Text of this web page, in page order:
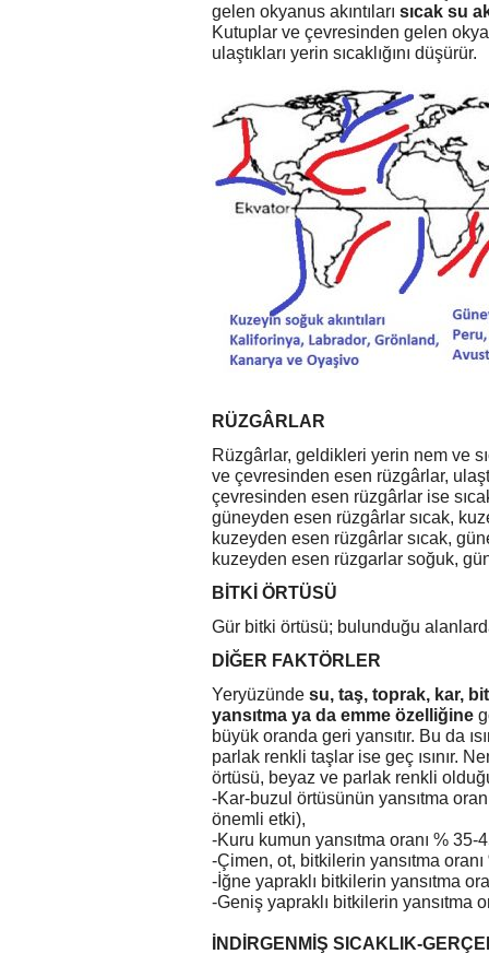
gelen okyanus akıntıları sıcak su
Kutuplar ve çevresinden gelen
ulaştıkları yerin sıcaklığını düşürür.
RÜZGÂRLAR
Rüzgârlar, geldikleri yerin nem ve
ve çevresinden esen rüzgârlar,
çevresinden esen rüzgârlar ise
güneyden esen rüzgârlar sıcak,
kuzeyden esen rüzgârlar sıcak,
kuzeyden esen rüzgarlar soğuk,
BİTKİ ÖRTÜSÜ
Gür bitki örtüsü; bulunduğu
DİĞER FAKTÖRLER
Yeryüzünde su, taş, toprak, kar,
yansıtma ya da emme özelliğine
büyük oranda geri yansıtır. Bu da
parlak renkli taşlar ise geç ısınır.
örtüsü, beyaz ve parlak renkli olduğu
-Kar-buzul örtüsünün yansıtma
önemli etki),
-Kuru kumun yansıtma oranı % 35-
-Çimen, ot, bitkilerin yansıtma
-İğne yapraklı bitkilerin yansıtma
-Geniş yapraklı bitkilerin yansıtma
İNDİRGENMİŞ SICAKLIK-